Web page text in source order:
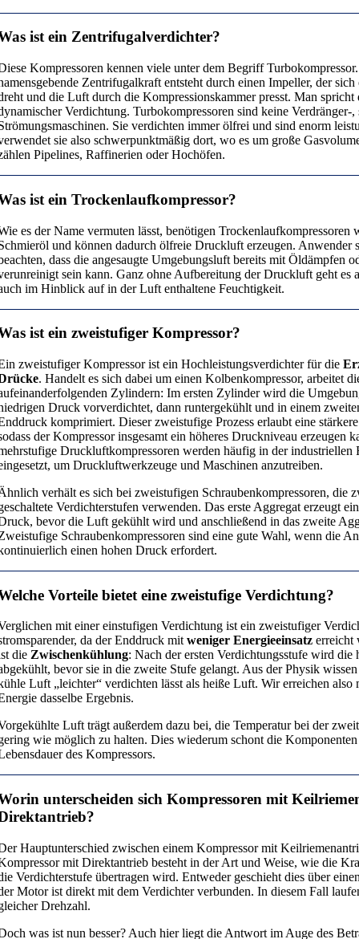
ist ein Zentrifugalverdichter?
Kompressoren kennen viele unter dem Begriff
Zentrifugalkraft entsteht durch einen Impeller, der sich
und die Luft durch die Kompressionskammer presst. Man spricht
Verdichtung. Turbokompressoren sind keine Verdränger-,
Sie verdichten immer ölfrei und sind enorm
sie also schwerpunktmäßig dort, wo es um große
Pipelines, Raffinerien oder Hochöfen.
ist ein Trockenlaufkompressor?
es der Name vermuten lässt, benötigen Trockenlaufkompressoren
und können dadurch ölfreie Druckluft erzeugen. Anwender
dass die angesaugte Umgebungsluft bereits mit Öldämpfen
sein kann. Ganz ohne Aufbereitung der Druckluft geht es
im Hinblick auf in der Luft enthaltene Feuchtigkeit.
ist ein zweistufiger Kompressor?
zweistufiger Kompressor ist ein Hochleistungsverdichter für die
. Handelt es sich dabei um einen Kolbenkompressor, arbeitet
Zylindern: Im ersten Zylinder wird die
Druck vorverdichtet, dann runtergekühlt und in einem
komprimiert. Dieser zweistufige Prozess erlaubt eine
der Kompressor insgesamt ein höheres Druckniveau erzeugen
Druckluftkompressoren werden häufig in der industriellen
um Druckluftwerkzeuge und Maschinen anzutreiben.
verhält es sich bei zweistufigen Schraubenkompressoren, die
Verdichterstufen verwenden. Das erste Aggregat erzeugt
bevor die Luft gekühlt wird und anschließend in das zweite
Schraubenkompressoren sind eine gute Wahl, wenn die
einen hohen Druck erfordert.
Vorteile bietet eine zweistufige Verdichtung?
mit einer einstufigen Verdichtung ist ein zweistufiger
da der Enddruck mitweniger Energieeinsatzerreicht
dieZwischenkühlung: Nach der ersten Verdichtungsstufe wird
bevor sie in die zweite Stufe gelangt. Aus der Physik
Luft „leichter“ verdichten lässt als heiße Luft. Wir erreichen also
dasselbe Ergebnis.
Luft trägt außerdem dazu bei, die Temperatur bei der
wie möglich zu halten. Dies wiederum schont die
des Kompressors.
unterscheiden sich Kompressoren mit
Hauptunterschied zwischen einem Kompressor mit
mit Direktantrieb besteht in der Art und Weise, wie die
Verdichterstufe übertragen wird. Entweder geschieht dies über
Motor ist direkt mit dem Verdichter verbunden. In diesem Fall
Drehzahl.
was ist nun besser? Auch hier liegt die Antwort im Auge des